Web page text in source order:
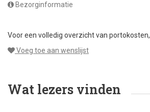
Bezorginformatie
Voor een volledig overzicht van portokosten,
Voeg toe aan wenslijst
Wat lezers vinden